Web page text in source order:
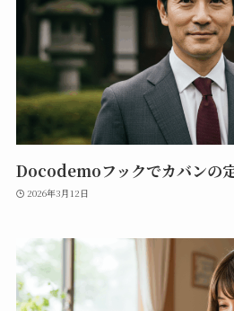
Docodemoフックでカバンの
2026年3月12日